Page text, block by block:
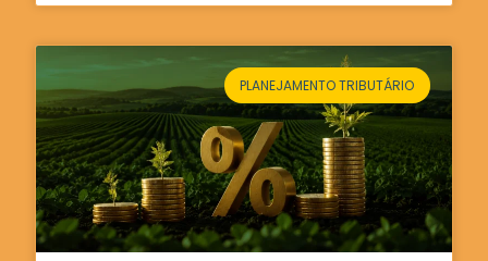
PLANEJAMENTO TRIBUTÁRIO